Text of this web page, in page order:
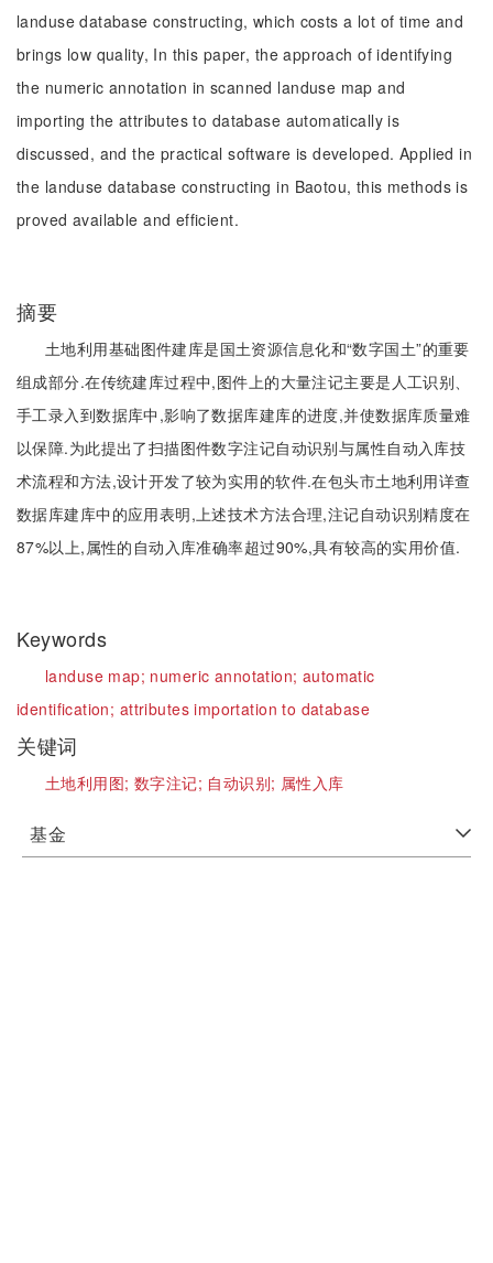
landuse database constructing, which costs a lot of time and
brings low quality, In this paper, the approach of identifying
the numeric annotation in scanned landuse map and
importing the attributes to database automatically is
discussed, and the practical software is developed. Applied in
the landuse database constructing in Baotou, this methods is
proved available and efficient.
摘要
土地利用基础图件建库是国土资源信息化和“数字国土”的重要
组成部分.在传统建库过程中,图件上的大量注记主要是人工识别、
手工录入到数据库中,影响了数据库建库的进度,并使数据库质量难
以保障.为此提出了扫描图件数字注记自动识别与属性自动入库技
术流程和方法,设计开发了较为实用的软件.在包头市土地利用详查
数据库建库中的应用表明,上述技术方法合理,注记自动识别精度在
87%以上,属性的自动入库准确率超过90%,具有较高的实用价值.
Keywords
landuse map; numeric annotation; automatic
identification; attributes importation to database
关键词
土地利用图; 数字注记; 自动识别; 属性入库
基金